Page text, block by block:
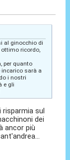
al ginocchio di
ricordo,
per quanto
incarico sarà a
i nostri
e gli
risparmia sul
dei
ancor più